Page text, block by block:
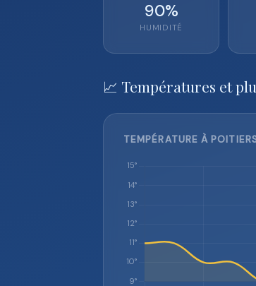
90%
HUMIDITÉ
📈 Températures et
TEMPÉRATURE À